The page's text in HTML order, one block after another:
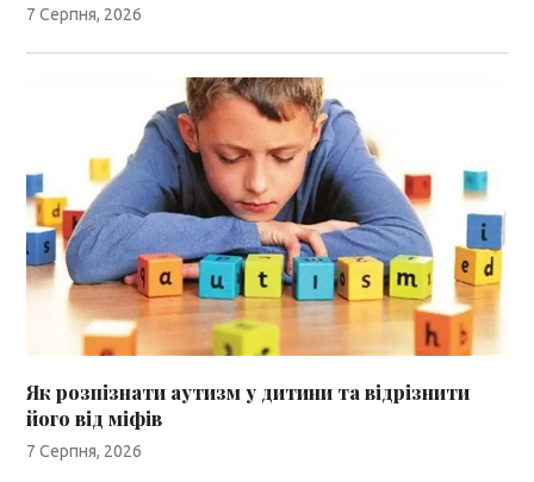
7 Серпня, 2026
Як розпізнати аутизм у дитини та відрізнити
його від міфів
7 Серпня, 2026